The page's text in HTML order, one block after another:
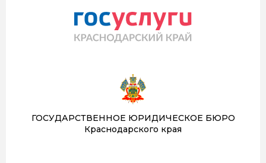
ГОСУДАРСТВЕННОЕ ЮРИДИЧЕСКОЕ БЮРО
Краснодарского края